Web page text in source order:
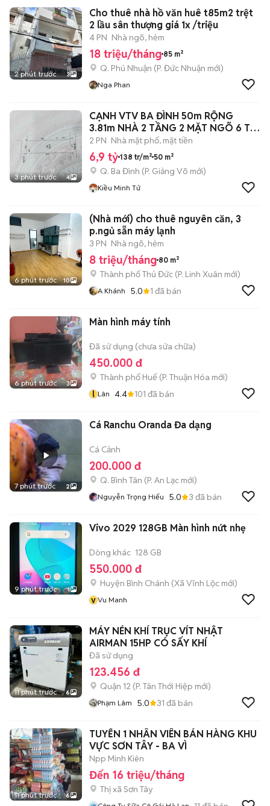
2 phút trước 3
Cho thuê nhà hồ văn huê t85m2 trệt
2 lầu sân thượng giá 1x /triệu
4 PN Nhà ngõ, hẻm
18 triệu/tháng 85 m²
Q. Phú Nhuận (P. Đức Nhuận mới)
Nga Phan
3 phút trước 4
CẠNH VTV BA ĐÌNH 50m RỘNG
3.81m NHÀ 2 TẦNG 2 MẶT NGÕ 6 Ty
9
2 PN Nhà mặt phố, mặt tiền
6,9 tỷ 138 tr/m² 50 m²
Q. Ba Đình (P. Giảng Võ mới)
Kiều Minh Tứ
6 phút trước 10
(Nhà mới) cho thuê nguyên căn, 3
p.ngủ sẵn máy lạnh
3 PN Nhà ngõ, hẻm
8 triệu/tháng 80 m²
Thành phố Thủ Đức (P. Linh Xuân mới)
A Khánh 5.0 1 đã bán
6 phút trước 3
Màn hình máy tính
Đã sử dụng (chưa sửa chữa)
450.000 đ
Thành phố Huế (P. Thuận Hóa mới)
l Lân 4.4 101 đã bán
7 phút trước 2
Cá Ranchu Oranda Đa dạng
Cá Cảnh
200.000 đ
Q. Bình Tân (P. An Lạc mới)
Nguyễn Trọng Hiếu 5.0 3 đã bán
9 phút trước 1
Vivo 2029 128GB Màn hình nứt nhẹ
Dòng khác 128 GB
550.000 đ
Huyện Bình Chánh (Xã Vĩnh Lộc mới)
v Vu Manh
11 phút trước 6
MÁY NÉN KHÍ TRỤC VÍT NHẬT
AIRMAN 15HP CÓ SẤY KHÍ
Đã sử dụng
123.456 đ
Quận 12 (P. Tân Thới Hiệp mới)
Phạm Lâm 5.0 31 đã bán
11 phút trước 6
TUYỂN 1 NHÂN VIÊN BÁN HÀNG KHU
VỰC SƠN TÂY - BA VÌ
Npp Minh Kiên
Đến 16 triệu/tháng
Thị xã Sơn Tây